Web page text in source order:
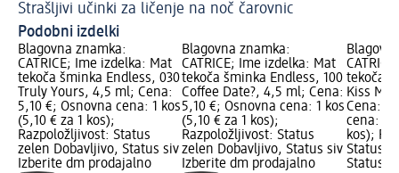
Strašljivi učinki za ličenje na noč čarovnic
Podobni izdelki
Blagovna znamka:
CATRICE; Ime izdelka: Mat
tekoča šminka Endless, 030
Truly Yours, 4,5 ml; Cena:
5,10 €; Osnovna cena: 1 kos
(5,10 € za 1 kos);
Razpoložljivost: Status
zelen Dobavljivo, Status siv
Izberite dm prodajalno
Blagovna znamka:
CATRICE; Ime izdelka: Mat
tekoča šminka Endless, 100
Coffee Date?, 4,5 ml; Cena:
5,10 €; Osnovna cena: 1 kos
(5,10 € za 1 kos);
Razpoložljivost: Status
zelen Dobavljivo, Status siv
Izberite dm prodajalno
tekoča
Kiss Me
Cena:
cena: 1
kos);
Status
Status